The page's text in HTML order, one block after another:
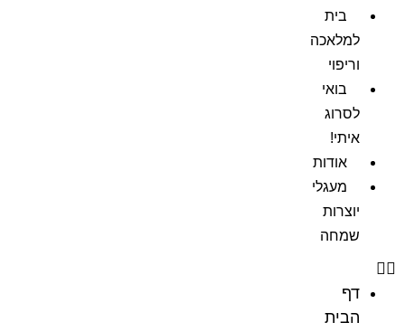
בית
למלאכה
וריפוי
בואי
לסרוג
איתי!
אודות
מעגלי
יוצרות
שמחה
דף
הבית